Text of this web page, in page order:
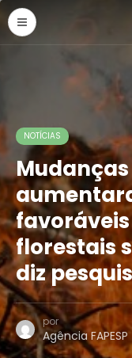
NOTÍCIAS
florestais
diz
por
Agência FAPESP